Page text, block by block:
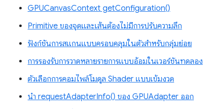
GPUCanvasContext getConfiguration()
Primitive ของจุดและเส้นต้องไม่มีการปรับความลึก
ฟังก์ชันการสแกนแบบครอบคลุมในตัวสำหรับกลุ่มย่อย
การรองรับการวาดหลายรายการแบบอ้อมในเวอร์ชันทดลอง
ตัวเลือกการคอมไพล์โมดูล Shader แบบเข้มงวด
นำ requestAdapterInfo() ของ GPUAdapter ออก